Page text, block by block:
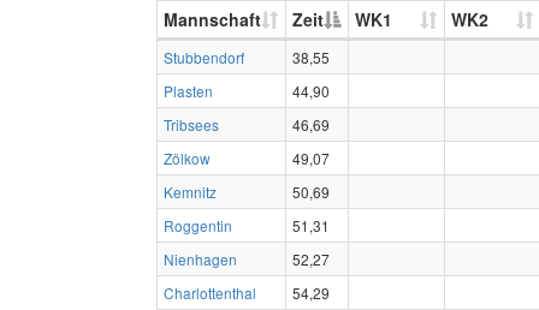
Mannschaft Zeit WK1 WK2
Stubbendorf
38,55
Plasten
44,90
Tribsees
46,69
Zölkow
49,07
Kemnitz
50,69
Roggentin
51,31
Nienhagen
52,27
Charlottenthal
54,29